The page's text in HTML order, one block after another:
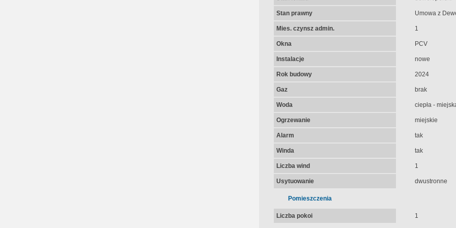
Stan prawny Umowa z
Mies. czynsz admin. 1
Okna PCV
Instalacje nowe
Rok budowy 2024
Gaz brak
Woda ciepła -
Ogrzewanie miejskie
Alarm tak
Winda tak
Liczba wind 1
Usytuowanie dwustronne
Pomieszczenia
Liczba pokoi 1